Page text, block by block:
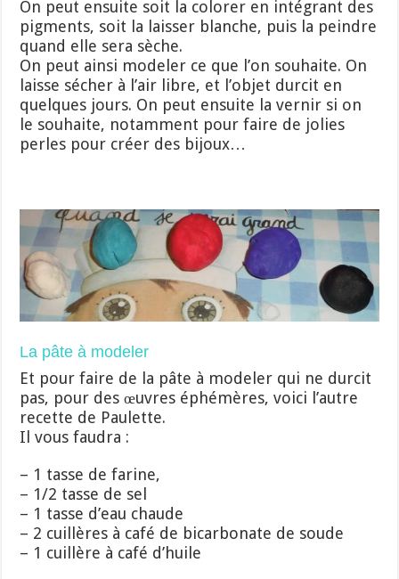
On peut ensuite soit la colorer en intégrant des
pigments, soit la laisser blanche, puis la peindre
quand elle sera sèche.
On peut ainsi modeler ce que l’on souhaite. On
laisse sécher à l’air libre, et l’objet durcit en
quelques jours. On peut ensuite la vernir si on
le souhaite, notamment pour faire de jolies
perles pour créer des bijoux…
La pâte à modeler
Et pour faire de la pâte à modeler qui ne durcit
pas, pour des œuvres éphémères, voici l’autre
recette de Paulette.
Il vous faudra :
– 1 tasse de farine,
– 1/2 tasse de sel
– 1 tasse d’eau chaude
– 2 cuillères à café de bicarbonate de soude
– 1 cuillère à café d’huile